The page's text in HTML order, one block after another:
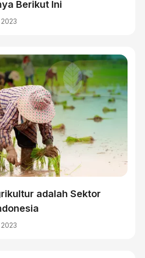
Berikut Ini
adalah Sektor